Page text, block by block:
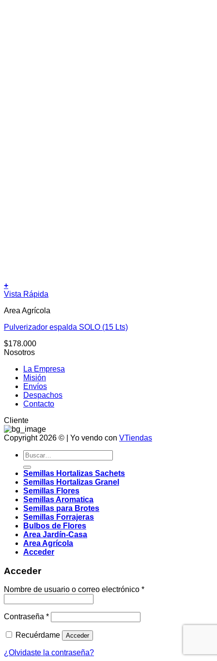
+
Vista Rápida
Area Agrícola
Pulverizador espalda SOLO (15 Lts)
$178.000
Nosotros
La Empresa
Misión
Envíos
Despachos
Contacto
Cliente
Copyright 2026 © | Yo vendo con VTiendas
Buscar
por:
Semillas Hortalizas Sachets
Semillas Hortalizas Granel
Semillas Flores
Semillas Aromatica
Semillas para Brotes
Semillas Forrajeras
Bulbos de Flores
Area Jardín-Casa
Area Agrícola
Acceder
Acceder
Nombre de usuario o correo electrónico *Obligatorio
Contraseña *Obligatorio
Recuérdame Acceder
¿Olvidaste la contraseña?